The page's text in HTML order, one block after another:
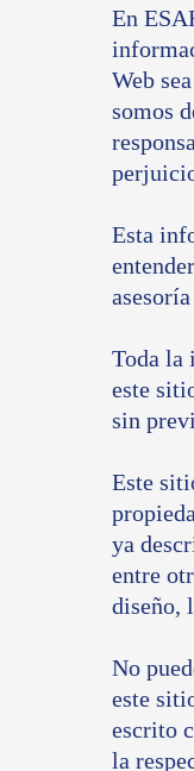
En
Web
somos
Esta
Toda la
este
sin
Este
ya
entre
diseño,
No
este
escrito
la